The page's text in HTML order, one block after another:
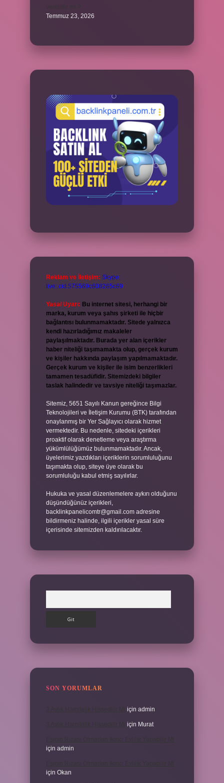
Temmuz 23, 2026
Reklam ve İletişim: Skype:
live:.cid.575569c608265c69
Yasal Uyarı: Bu internet sitesi, herhangi bir
marka, kurum veya şahıs şirketi ile hiçbir
bağlantısı bulunmamaktadır. Sitede yalnızca
kendi hazırladığımız makaleler
paylaşılmaktadır. Burada yer alan içerikler
haber niteliği taşımamakta olup, gerçek kurum
ve kişiler hakkında paylaşım yapılmamaktadır.
Gerçek kurum ve kişiler ile isim benzerlikleri
tamamen tesadüfidir. Sitemizdeki bilgiler
taslak halindedir ve tavsiye niteliği taşımazlar.
Sitemiz, 5651 Sayılı Kanun gereğince Bilgi
Teknolojileri ve İletişim Kurumu (BTK) tarafından
onaylanmış bir Yer Sağlayıcı olarak hizmet
vermektedir. Bu nedenle, sitedeki içerikleri
proaktif olarak denetleme veya araştırma
yükümlülüğümüz bulunmamaktadır. Ancak,
üyelerimiz yazdıkları içeriklerin sorumluluğunu
taşımakta olup, siteye üye olarak bu
sorumluluğu kabul etmiş sayılırlar.
Hukuka ve yasal düzenlemelere aykırı olduğunu
düşündüğünüz içerikleri,
backlinkpanelicomtr@gmail.com adresine
bildirmeniz halinde, ilgili içerikler yasal süre
içerisinde sitemizden kaldırılacaktır.
SON YORUMLAR
için admin
için Murat
için admin
için Okan